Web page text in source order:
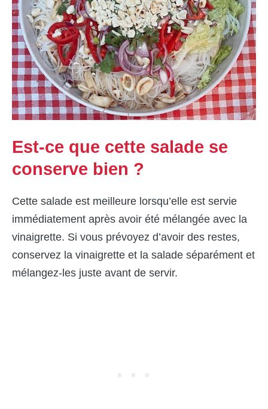
Est-ce que cette salade se
conserve bien ?
Cette salade est meilleure lorsqu’elle est servie
immédiatement après avoir été mélangée avec la
vinaigrette. Si vous prévoyez d’avoir des restes,
conservez la vinaigrette et la salade séparément et
mélangez-les juste avant de servir.